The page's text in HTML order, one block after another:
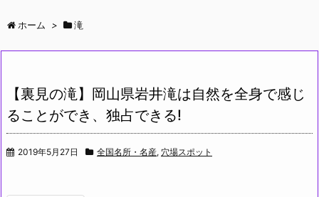
ホーム > 滝
【裏見の滝】岡山県岩井滝は自然を全身で感じ
ることができ、独占できる!
2019年5月27日 全国名所・名産, 穴場スポット